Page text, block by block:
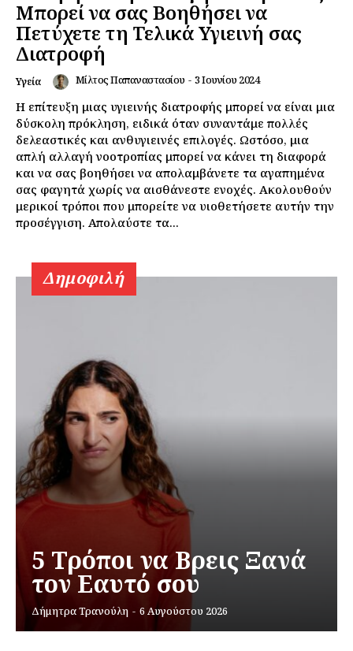
Εγγραφείτε τώρα!
Daily Food
Σχετικά με εμάς
Αποποίηση Ευθυνών
Μπορεί να σας Βοηθήσει να
Πετύχετε τη Τελικά Υγιεινή σας
Διατροφή
Υγεία Μίλτος Παπαναστασίου - 3 Ιουνίου 2024
Η επίτευξη μιας υγιεινής διατροφής μπορεί να είναι μια
δύσκολη πρόκληση, ειδικά όταν συναντάμε πολλές
δελεαστικές και ανθυγιεινές επιλογές. Ωστόσο, μια
απλή αλλαγή νοοτροπίας μπορεί να κάνει τη διαφορά
και να σας βοηθήσει να απολαμβάνετε τα αγαπημένα
σας φαγητά χωρίς να αισθάνεστε ενοχές. Ακολουθούν
μερικοί τρόποι που μπορείτε να υιοθετήσετε αυτήν την
προσέγγιση. Απολαύστε τα...
Δημοφιλή
5 Τρόποι να Βρεις Ξανά
τον Εαυτό σου
Δήμητρα Τρανούλη - 6 Αυγούστου 2026